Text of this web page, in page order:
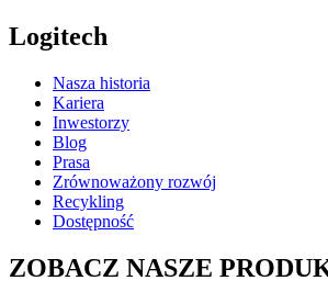
Logitech
Nasza historia
Kariera
Inwestorzy
Blog
Prasa
Zrównoważony rozwój
Recykling
Dostępność
ZOBACZ NASZE